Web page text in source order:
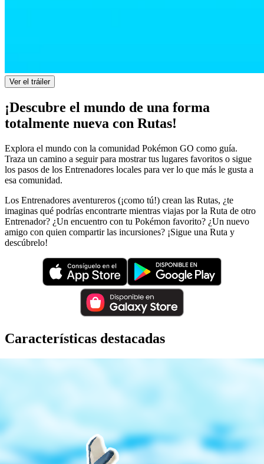
Ver el tráiler
¡Descubre el mundo de una forma
totalmente nueva con Rutas!
Explora el mundo con la comunidad Pokémon GO como guía.
Traza un camino a seguir para mostrar tus lugares favoritos o sigue
los pasos de los Entrenadores locales para ver lo que más le gusta a
esa comunidad.
Los Entrenadores aventureros (¡como tú!) crean las Rutas, ¿te
imaginas qué podrías encontrarte mientras viajas por la Ruta de otro
Entrenador? ¿Un encuentro con tu Pokémon favorito? ¿Un nuevo
amigo con quien compartir las incursiones? ¡Sigue una Ruta y
descúbrelo!
Características destacadas